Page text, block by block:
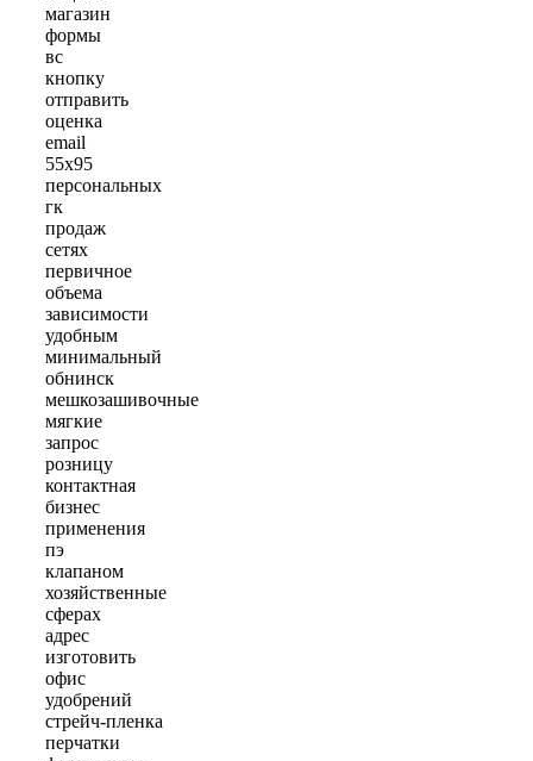
магазин
формы
вс
кнопку
отправить
оценка
email
55x95
персональных
гк
продаж
сетях
первичное
объема
зависимости
удобным
минимальный
обнинск
мешкозашивочные
мягкие
запрос
розницу
контактная
бизнес
применения
пэ
клапаном
хозяйственные
сферах
адрес
изготовить
офис
удобрений
стрейч-пленка
перчатки